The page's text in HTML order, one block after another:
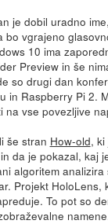
je dobil uradno
bo vgrajeno
10 ima
Preview in še
so drugi dan
in Raspberry Pi 2.
na vse povezljive
še stran How-old,
da je pokazal, kaj
algoritem analizira
Projekt HoloLens,
To pot so